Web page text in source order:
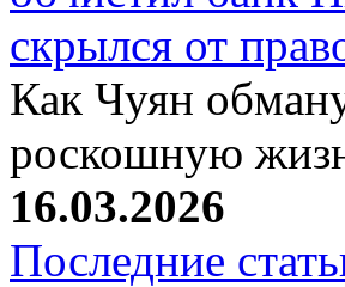
скрылся от
Как Чуян
роскошную
16.03.2026
Последние